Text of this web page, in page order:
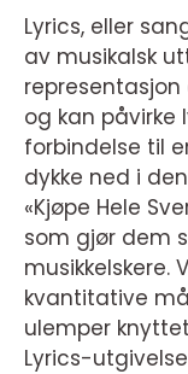
Lyrics, eller
av musikalsk
og kan
forbindelse til
dykke ned i
«Kjøpe Hele
som gjør dem
musikkelskere.
kvantitative
ulemper
Lyrics-